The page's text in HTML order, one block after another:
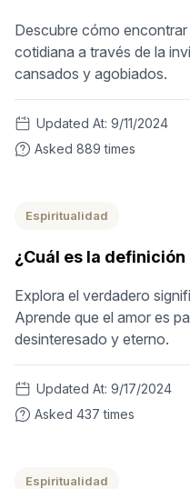
Descubre cómo
cotidiana a través de la
cansados y agobiados.
Updated At: 9/11/2024
Asked 889 times
Espiritualidad
¿Cuál es la
Explora el verdadero
Aprende que el amor es
desinteresado y eterno.
Updated At: 9/17/2024
Asked 437 times
Espiritualidad